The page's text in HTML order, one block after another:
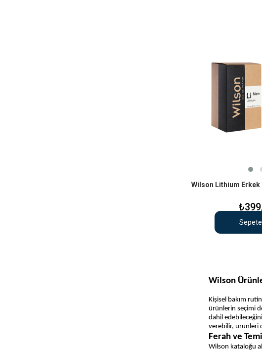
Wilson Lithium Erkek
Wilson
Kişisel bakım
ürünlerin seçimi
dahil
verebilir, ürünleri
Ferah ve
Wilson kataloğu